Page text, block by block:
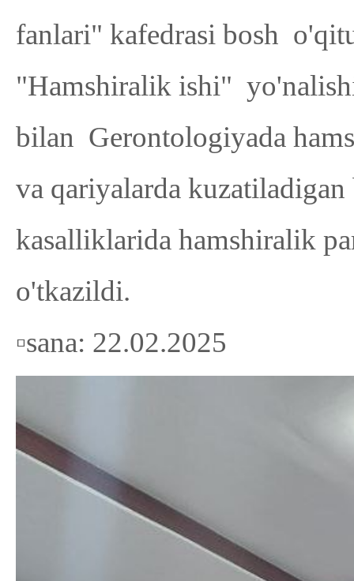
fanlari" kafedrasi bosh
"Hamshiralik ishi"
bilan Gerontologiyada
va qariyalarda
kasalliklarida hamshiralik
o'tkazildi.
▫️sana: 22.02.2025